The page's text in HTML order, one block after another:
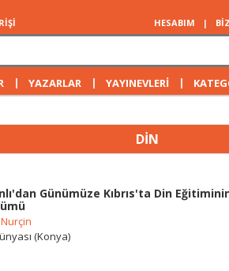
HESABIM |
| YAZARLAR | YAYINEVLERİ |
DİN
Günümüze Kıbrıs'ta Din
(Konya)